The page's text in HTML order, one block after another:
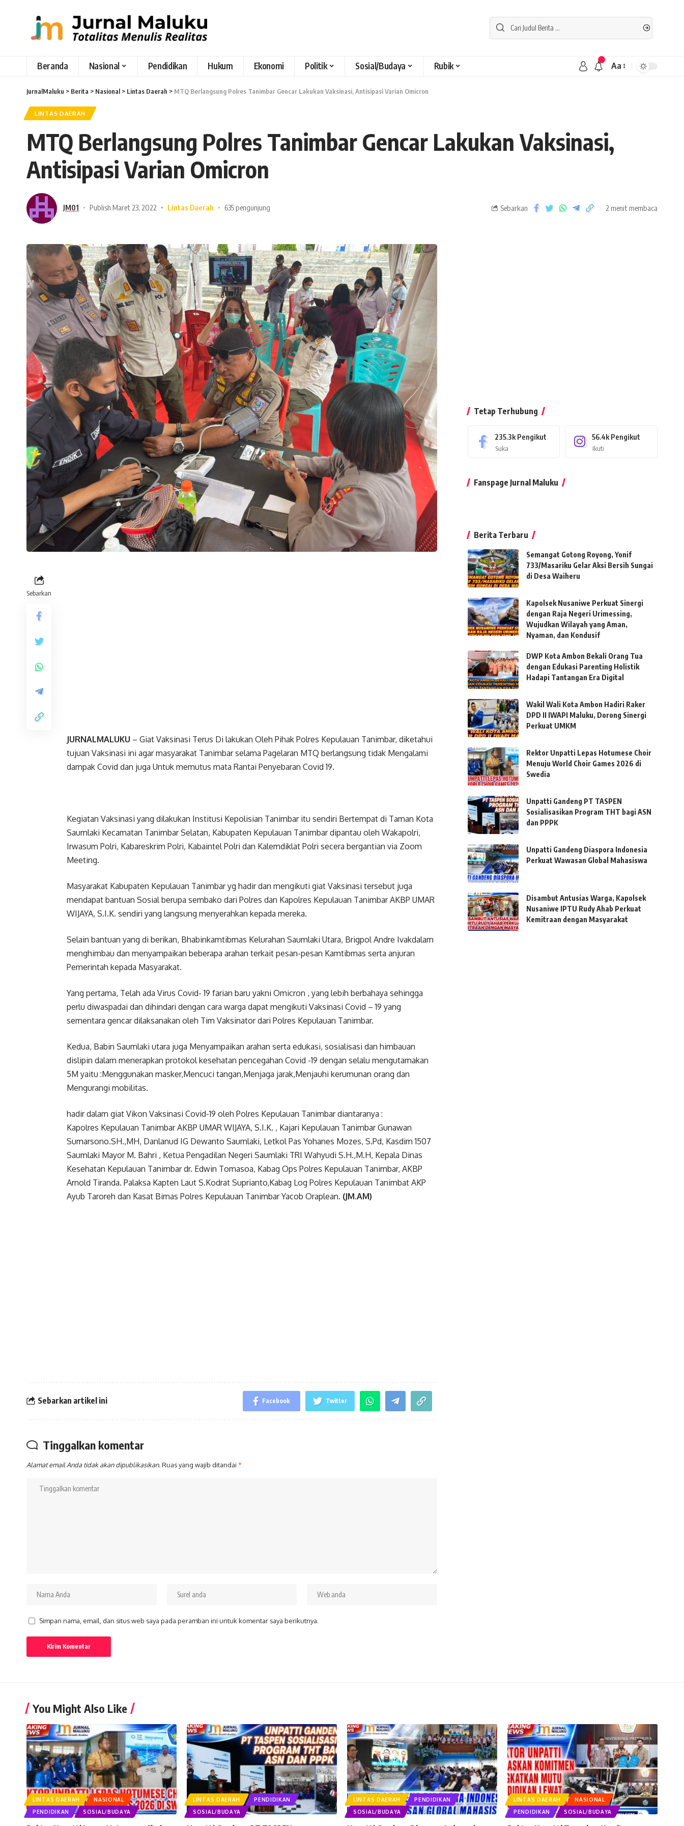
Beranda Nasional Pendidikan Hukum Ekonomi Politik Sosial/Budaya Rubik Aa
JurnalMaluku > Berita > Nasional > Lintas Daerah > MTQ Berlangsung Polres Tanimbar Gencar Lakukan Vaksinasi, Antisipasi Varian Omicron
LINTAS DAERAH
MTQ Berlangsung Polres Tanimbar Gencar Lakukan Vaksinasi,
Antisipasi Varian Omicron
JM01 Publish Maret 23, 2022 Lintas Daerah 635 pengunjung Sebarkan 2 menit membaca
Sebarkan
JURNALMALUKU – Giat Vaksinasi Terus Di lakukan Oleh Pihak Polres Kepulauan Tanimbar, diketahui
tujuan Vaksinasi ini agar masyarakat Tanimbar selama Pagelaran MTQ berlangsung tidak Mengalami
dampak Covid dan juga Untuk memutus mata Rantai Penyebaran Covid 19.
Kegiatan Vaksinasi yang dilakukan Institusi Kepolisian Tanimbar itu sendiri Bertempat di Taman Kota
Saumlaki Kecamatan Tanimbar Selatan, Kabupaten Kepulauan Tanimbar dipantau oleh Wakapolri,
Irwasum Polri, Kabareskrim Polri, Kabaintel Polri dan Kalemdiklat Polri secera bergantian via Zoom
Meeting.
Masyarakat Kabupaten Kepulauan Tanimbar yg hadir dan mengikuti giat Vaksinasi tersebut juga
mendapat bantuan Sosial berupa sembako dari Polres dan Kapolres Kepulauan Tanimbar AKBP UMAR
WIJAYA, S.I.K. sendiri yang langsung menyerahkan kepada mereka.
Selain bantuan yang di berikan, Bhabinkamtibmas Kelurahan Saumlaki Utara, Brigpol Andre Ivakdalam
menghimbau dan menyampaikan beberapa arahan terkait pesan-pesan Kamtibmas serta anjuran
Pemerintah kepada Masyarakat.
Yang pertama, Telah ada Virus Covid- 19 farian baru yakni Omicron , yang lebih berbahaya sehingga
perlu diwaspadai dan dihindari dengan cara warga dapat mengikuti Vaksinasi Covid – 19 yang
sementara gencar dilaksanakan oleh Tim Vaksinator dari Polres Kepulauan Tanimbar.
Kedua, Babin Saumlaki utara juga Menyampaikan arahan serta edukasi, sosialisasi dan himbauan
dislipin dalam menerapkan protokol kesehatan pencegahan Covid -19 dengan selalu mengutamakan
5M yaitu :Menggunakan masker,Mencuci tangan,Menjaga jarak,Menjauhi kerumunan orang dan
Mengurangi mobilitas.
hadir dalam giat Vikon Vaksinasi Covid-19 oleh Polres Kepulauan Tanimbar diantaranya :
Kapolres Kepulauan Tanimbar AKBP UMAR WIJAYA, S.I.K. , Kajari Kepulauan Tanimbar Gunawan
Sumarsono.SH.,MH, Danlanud IG Dewanto Saumlaki, Letkol Pas Yohanes Mozes, S.Pd, Kasdim 1507
Saumlaki Mayor M. Bahri , Ketua Pengadilan Negeri Saumlaki TRI Wahyudi S.H.,M.H, Kepala Dinas
Kesehatan Kepulauan Tanimbar dr. Edwin Tomasoa, Kabag Ops Polres Kepulauan Tanimbar, AKBP
Arnold Tiranda. Palaksa Kapten Laut S.Kodrat Suprianto,Kabag Log Polres Kepulauan Tanimbat AKP
Ayub Taroreh dan Kasat Bimas Polres Kepulauan Tanimbar Yacob Oraplean. (JM.AM)
Sebarkan artikel ini Facebook Twitter
Tinggalkan komentar
Alamat email Anda tidak akan dipublikasikan.Ruas yang wajib ditandai *
Simpan nama, email, dan situs web saya pada peramban ini untuk komentar saya berikutnya.
Tetap Terhubung
235.3k Pengikut
Suka
56.4k Pengikut
Ikuti
Fanspage Jurnal Maluku
Berita Terbaru
Semangat Gotong Royong, Yonif
733/Masariku Gelar Aksi Bersih Sungai
di Desa Waiheru
Kapolsek Nusaniwe Perkuat Sinergi
dengan Raja Negeri Urimessing,
Wujudkan Wilayah yang Aman,
Nyaman, dan Kondusif
DWP Kota Ambon Bekali Orang Tua
dengan Edukasi Parenting Holistik
Hadapi Tantangan Era Digital
Wakil Wali Kota Ambon Hadiri Raker
DPD II IWAPI Maluku, Dorong Sinergi
Perkuat UMKM
Rektor Unpatti Lepas Hotumese Choir
Menuju World Choir Games 2026 di
Swedia
Unpatti Gandeng PT TASPEN
Sosialisasikan Program THT bagi ASN
dan PPPK
Unpatti Gandeng Diaspora Indonesia
Perkuat Wawasan Global Mahasiswa
Disambut Antusias Warga, Kapolsek
Nusaniwe IPTU Rudy Ahab Perkuat
Kemitraan dengan Masyarakat
You Might Also Like
LINTAS DAERAH
NASIONAL
PENDIDIKAN
SOSIAL/BUDAYA
LINTAS DAERAH
PENDIDIKAN
SOSIAL/BUDAYA
LINTAS DAERAH
PENDIDIKAN
SOSIAL/BUDAYA
LINTAS DAERAH
NASIONAL
PENDIDIKAN
SOSIAL/BUDAYA